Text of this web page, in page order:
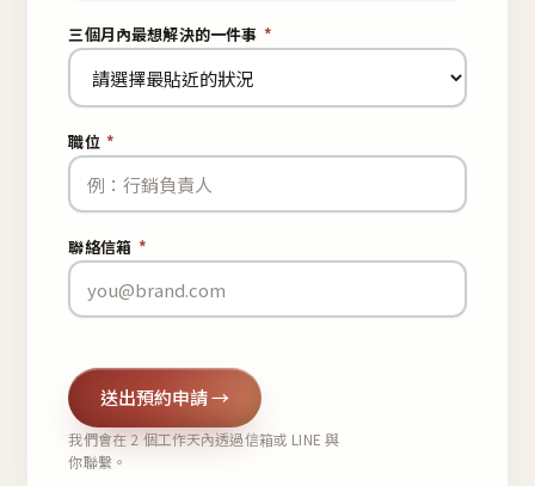
三個月內最想解決的一件事 *
職位 *
聯絡信箱 *
送出預約申請 →
我們會在 2 個工作天內透過信箱或 LINE 與
你聯繫。